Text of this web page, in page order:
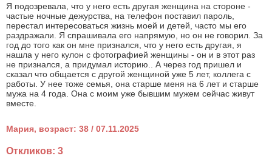
Я подозревала, что у него есть другая женщина на стороне -
частые ночные дежурства, на телефон поставил пароль,
перестал интересоваться жизнь моей и детей, часто мы его
раздражали. Я спрашивала его напрямую, но он не говорил. За
год до того как он мне признался, что у него есть другая, я
нашла у него кулон с фотографией женщины - он и в этот раз
не признался, а придумал историю.. А через год пришел и
сказал что общается с другой женщиной уже 5 лет, коллега с
работы. У нее тоже семья, она старше меня на 6 лет и старше
мужа на 4 года. Oна с моим уже бывшим мужем сейчас живут
вместе.
Мария, возраст: 38 / 07.11.2025
Откликов: 3